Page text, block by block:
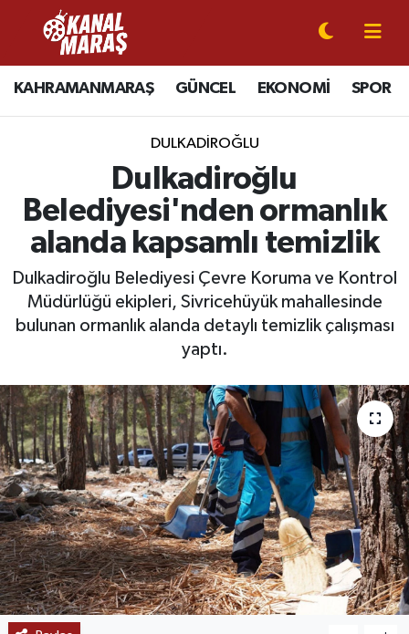
KAHRAMANMARAŞ GÜNCEL EKONOMİ SPOR
DULKADİROĞLU
Dulkadiroğlu
Belediyesi'nden ormanlık
alanda kapsamlı temizlik
Dulkadiroğlu Belediyesi Çevre Koruma ve Kontrol
Müdürlüğü ekipleri, Sivricehüyük mahallesinde
bulunan ormanlık alanda detaylı temizlik çalışması
yaptı.
CANLI YAYIN
KAHRAMANMARAŞ
SPOR
SİYASET
EKONOMİ
MAGAZİN
SAĞLIK
EĞİTİM
BÖLGE
KEŞFET
POPÜLER
Kahramanmaraş Nöbetçi Eczaneler
Kahramanmaraş Hava Durumu
Kahramanmaraş Namaz Vakitleri
Kahramanmaraş Trafik Yoğunluk Haritası
Süper Lig Puan Durumu ve Fikstür
Tüm Manşetler
Son Dakika Haberleri
Haber Arşivi